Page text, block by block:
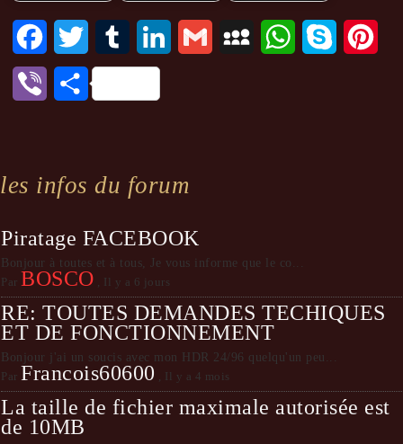
FacebookTwitter Tumblr LinkedInGmail MySpaceWhatsAppSkype
Viber Partager
les infos du forum
Piratage FACEBOOK
Bonjour à toutes et à tous, Je vous informe que le co...
Par BOSCO , Il y a 6 jours
RE: TOUTES DEMANDES TECHIQUES
ET DE FONCTIONNEMENT
Bonjour j'ai un soucis avec mon HDR 24/96 quelqu'un peu...
Par Francois60600 , Il y a 4 mois
La taille de fichier maximale autorisée est
de 10MB